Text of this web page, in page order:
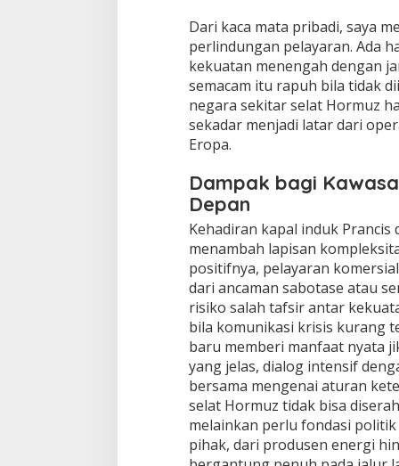
Dari kaca mata pribadi, saya
perlindungan pelayaran. Ada
kekuatan menengah dengan
semacam itu rapuh bila tidak
negara sekitar selat Hormuz
sekadar menjadi latar dari
Eropa.
Dampak bagi
Depan
Kehadiran kapal induk
menambah lapisan
positifnya, pelayaran
dari ancaman sabotase atau
risiko salah tafsir antar
bila komunikasi krisis kurang
baru memberi manfaat nyata
yang jelas, dialog intensif
bersama mengenai aturan
selat Hormuz tidak bisa
melainkan perlu fondasi
pihak, dari produsen energi